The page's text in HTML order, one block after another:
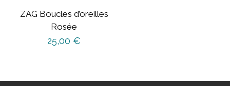
ZAG Boucles d’oreilles
Rosée
25,00 €